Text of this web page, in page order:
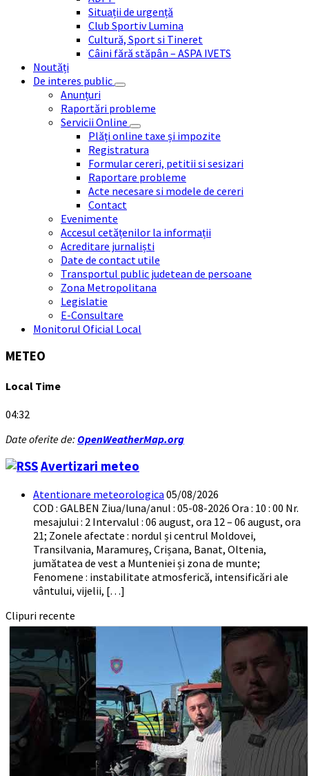
Situații de urgență
Club Sportiv Lumina
Cultură, Sport si Tineret
Câini fără stăpân – ASPA IVETS
Noutăți
De interes public
Anunțuri
Raportări probleme
Servicii Online
Plăți online taxe și impozite
Registratura
Formular cereri, petitii si sesizari
Raportare probleme
Acte necesare si modele de cereri
Contact
Evenimente
Accesul cetățenilor la informații
Acreditare jurnaliști
Date de contact utile
Transportul public judetean de persoane
Zona Metropolitana
Legislatie
E-Consultare
Monitorul Oficial Local
METEO
Local Time
04:32
Date oferite de: OpenWeatherMap.org
Avertizari meteo
Atentionare meteorologica 05/08/2026
COD : GALBEN Ziua/luna/anul : 05-08-2026 Ora : 10 : 00 Nr.
mesajului : 2 Intervalul : 06 august, ora 12 – 06 august, ora
21; Zonele afectate : nordul și centrul Moldovei,
Transilvania, Maramureș, Crișana, Banat, Oltenia,
jumătatea de vest a Munteniei și zona de munte;
Fenomene : instabilitate atmosferică, intensificări ale
vântului, vijelii, […]
Clipuri recente